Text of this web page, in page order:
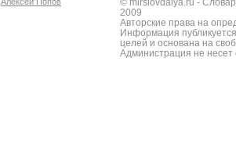
2009
Авторские права на
Информация
целей и основана на
Администрация не несет